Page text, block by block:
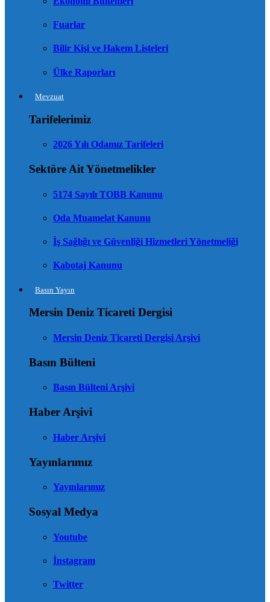
Fuarlar
Bilir Kişi ve Hakem Listeleri
Ülke Raporları
Mevzuat
Tarifelerimiz
2026 Yılı Odamız Tarifeleri
Sektöre Ait Yönetmelikler
5174 Sayılı TOBB Kanunu
Oda Muamelat Kanunu
İş Sağlığı ve Güvenliği Hizmetleri Yönetmeliği
Kabotaj Kanunu
Basın Yayın
Mersin Deniz Ticareti Dergisi
Mersin Deniz Ticareti Dergisi Arşivi
Basın Bülteni
Basın Bülteni Arşivi
Haber Arşivi
Haber Arşivi
Yayınlarımız
Yayınlarımız
Sosyal Medya
Youtube
İnstagram
Twitter